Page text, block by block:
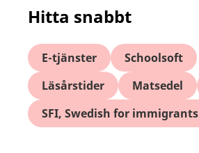
Hitta snabbt
E-tjänster
Schoolsoft
Läsårstider
Matsedel
SFI, Swedish for immigrants